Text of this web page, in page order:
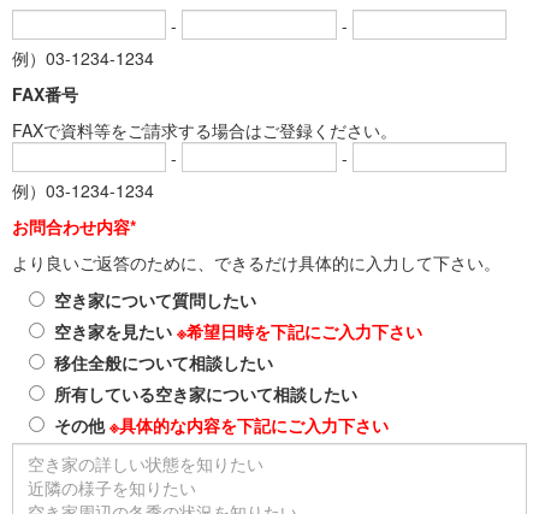
-
-
例）03-1234-1234
FAX番号
FAXで資料等をご請求する場合はご登録ください。
-
-
例）03-1234-1234
お問合わせ内容*
より良いご返答のために、できるだけ具体的に入力して下さい。
空き家について質問したい
空き家を見たい ※希望日時を下記にご入力下さい
移住全般について相談したい
所有している空き家について相談したい
その他※具体的な内容を下記にご入力下さい